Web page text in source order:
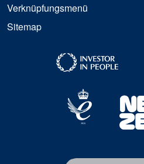
Verknüpfungsmenü
Sitemap